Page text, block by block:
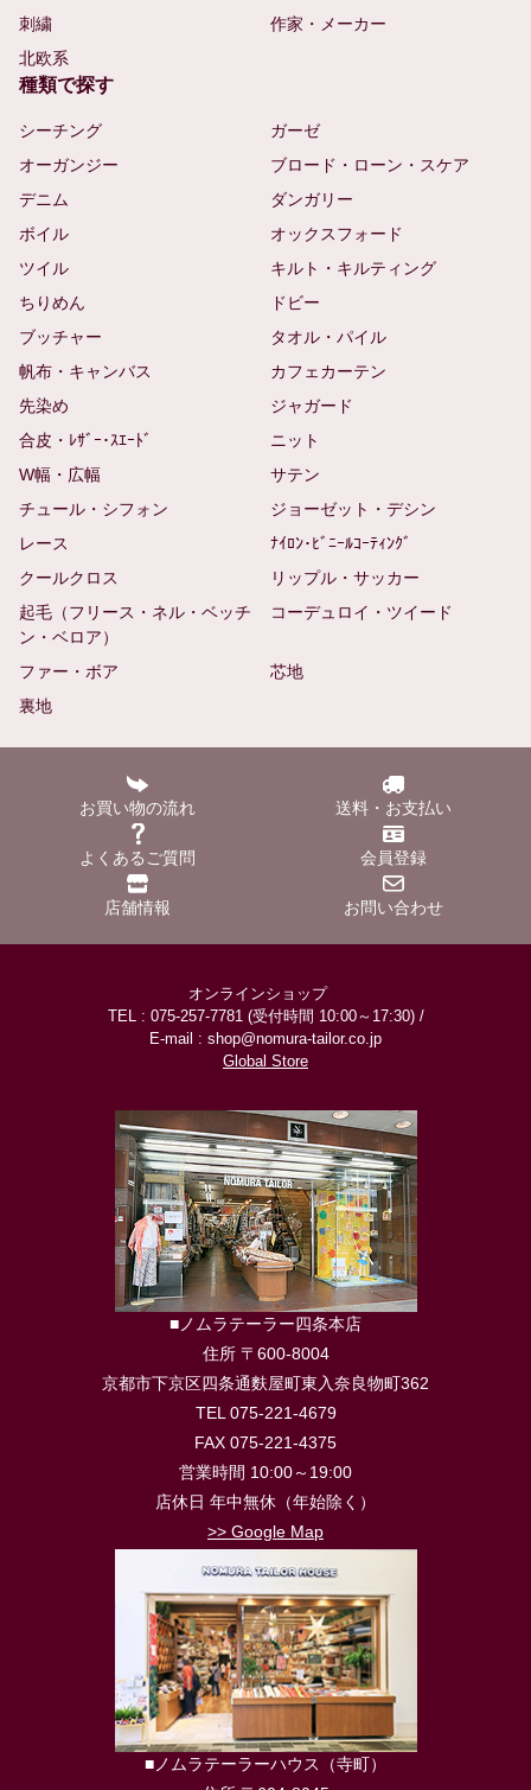
刺繍
作家・メーカー
北欧系
種類で探す
シーチング
ガーゼ
オーガンジー
ブロード・ローン・スケア
デニム
ダンガリー
ボイル
オックスフォード
ツイル
キルト・キルティング
ちりめん
ドビー
ブッチャー
タオル・パイル
帆布・キャンバス
カフェカーテン
先染め
ジャガード
合皮・ﾚｻﾞｰ･ｽｴｰﾄﾞ
ニット
W幅・広幅
サテン
チュール・シフォン
ジョーゼット・デシン
レース
ﾅｲﾛﾝ･ﾋﾞﾆｰﾙｺｰﾃｨﾝｸﾞ
クールクロス
リップル・サッカー
起毛（フリース・ネル・ベッチ
ン・ベロア）
コーデュロイ・ツイード
ファー・ボア
芯地
裏地
お買い物の流れ 送料・お支払い
よくあるご質問 会員登録
店舗情報 お問い合わせ
オンラインショップ
TEL : 075-257-7781 (受付時間 10:00～17:30) /
E-mail : shop@nomura-tailor.co.jp
Global Store
■ノムラテーラー四条本店
住所 〒600-8004
京都市下京区四条通麩屋町東入奈良物町362
TEL 075-221-4679
FAX 075-221-4375
営業時間 10:00～19:00
店休日 年中無休（年始除く）
>> Google Map
■ノムラテーラーハウス（寺町）